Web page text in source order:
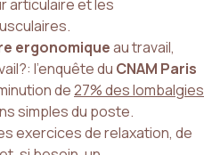
articulaire et les
ergonomiqueau travail,
l’enquête du CNAM Paris
de27% des lombalgies
simples du poste.
exercices de relaxation, de